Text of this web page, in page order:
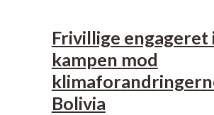
Frivillige engageret
kampen mod
Bolivia